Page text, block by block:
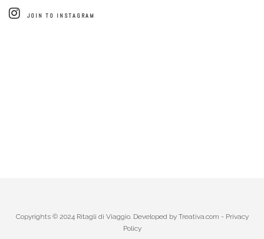
JOIN TO INSTAGRAM
Copyrights © 2024 Ritagli di Viaggio. Developed by Treativa.com - Privacy
Policy